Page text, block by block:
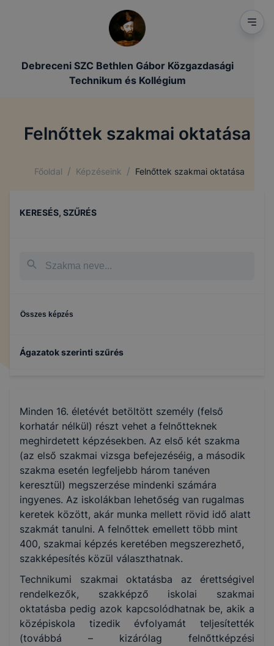
Debreceni SZC Bethlen Gábor Közgazdasági
Technikum és Kollégium
Felnőttek szakmai oktatása
Főoldal / Képzéseink / Felnőttek szakmai oktatása
KERESÉS, SZŰRÉS
Összes képzés
Ágazatok szerinti szűrés
Turizmus-vendéglátás
Minden 16. életévét betöltött személy (felső
korhatár nélkül) részt vehet a felnőtteknek
meghirdetett képzésekben. Az első két szakma
(az első szakmai vizsga befejezéséig, a második
szakma esetén legfeljebb három tanéven
keresztül) megszerzése mindenki számára
ingyenes. Az iskolákban lehetőség van rugalmas
keretek között, akár munka mellett rövid idő alatt
szakmát tanulni. A felnőttek emellett több mint
400, szakmai képzés keretében megszerezhető,
szakképesítés közül választhatnak.
Technikumi szakmai oktatásba az érettségivel
rendelkezők, szakképző iskolai szakmai
oktatásba pedig azok kapcsolódhatnak be, akik a
középiskola tizedik évfolyamát teljesítették
(továbbá – kizárólag felnőttképzési